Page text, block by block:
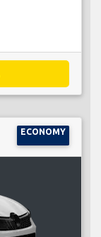
ECONOMY